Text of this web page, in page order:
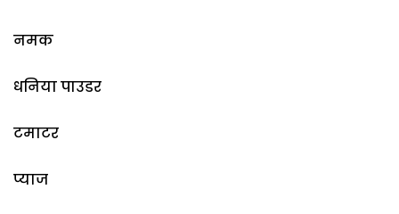
नमक
धनिया पाउडर
टमाटर
प्याज